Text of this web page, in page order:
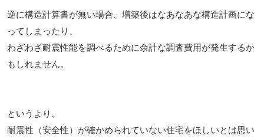
逆に構造計算書が無い場合、増築後はなあなあな構造計画にな
ってしまったり、
わざわざ耐震性能を調べるために余計な調査費用が発生するか
もしれません。
というより、
耐震性（安全性）が確かめられていない住宅をほしいとは思い